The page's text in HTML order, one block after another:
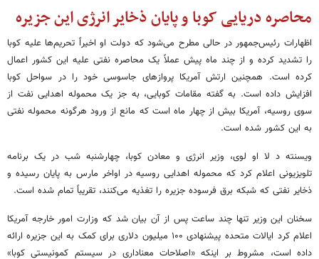
محاصره دریایی کوبا و پایان ذخایر انرژی این جزیره
اظهارات رئیس‌جمهور در حالی مطرح می‌شود که دولت او اخیراً تحریم‌ها علیه کوبا
را تشدید کرده و از چند ماه پیش عملاً یک محاصره نفتی علیه این کشور اعمال
کرده است. همچنین ارتش آمریکا پروازهای جاسوسی خود را در سواحل کوبا
افزایش داده است. به گفته مقامات کوبایی، به جز یک محموله اهدایی نفت از
سوی روسیه، آمریکا بیش از چهار ماه است که مانع از ورود هرگونه محموله نفتی
به این کشور شده است.
ویسنته د لا او لوی، وزیر انرژی و معادن کوبا، چهارشنبه شب در یک برنامه
تلویزیونی اعلام کرد که محموله اهدایی روسیه در اواخر مارس به پایان رسیده و
ذخایر نفتی که شبکه برق فرسوده جزیره را تغذیه می‌کنند، تقریباً تمام شده است.
سخنان این وزیر تنها چند ساعت پس از آن بیان شد که وزارت امور خارجه آمریکا
اعلام کرد ایالات متحده پیشنهادی ۱۰۰ میلیون دلاری برای کمک به این جزیره ارائه
داده است، مشروط بر اینکه «اصلاحات معناداری در سیستم کمونیستی کوبا»